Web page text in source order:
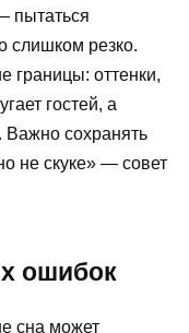
пытаться
слишком резко.
границы: оттенки,
гостей, а
Важно сохранять
не скуке» — совет
ошибок
сна может